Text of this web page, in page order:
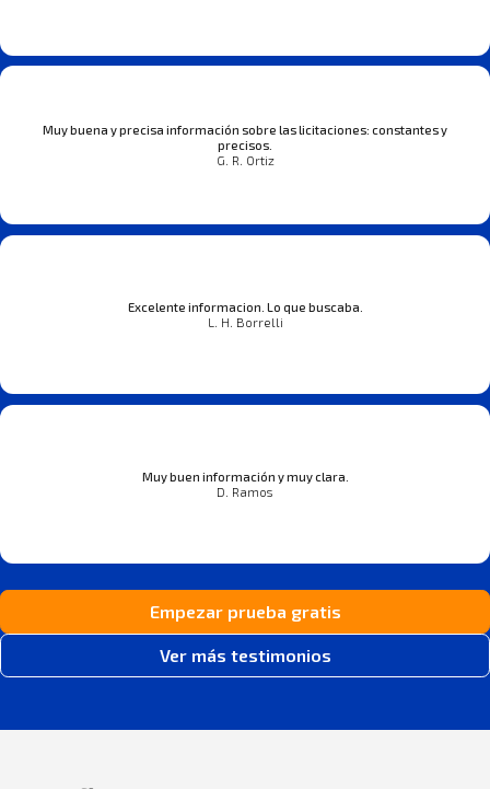
Muy buena y precisa información sobre las licitaciones: constantes y
precisos.
G. R. Ortiz
Excelente informacion. Lo que buscaba.
L. H. Borrelli
Muy buen información y muy clara.
D. Ramos
Empezar prueba gratis
Ver más testimonios